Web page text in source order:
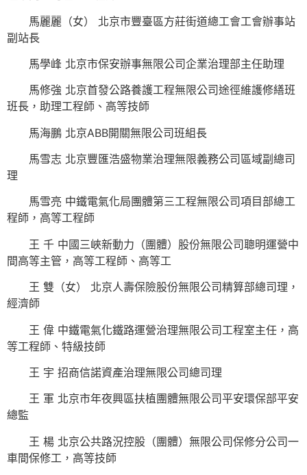
馬麗麗（女） 北京市豐臺區方莊街道總工會工會辦事站
副站長
馬學峰 北京市保安辦事無限公司企業治理部主任助理
馬修強 北京首發公路養護工程無限公司途徑維護修繕班
班長，助理工程師、高等技師
馬海鵬 北京ABB開關無限公司班組長
馬雪志 北京豐匯浩盛物業治理無限義務公司區域副總司
理
馬雪亮 中鐵電氣化局團體第三工程無限公司項目部總工
程師，高等工程師
王 千 中國三峽新動力（團體）股份無限公司聰明運營中
間高等主管，高等工程師、高等工
王 雙（女） 北京人壽保險股份無限公司精算部總司理，
經濟師
王 偉 中鐵電氣化鐵路運營治理無限公司工程室主任，高
等工程師、特級技師
王 宇 招商信諾資產治理無限公司總司理
王 軍 北京市年夜興區扶植團體無限公司平安環保部平安
總監
王 楊 北京公共路況控股（團體）無限公司保修分公司一
車間保修工，高等技師